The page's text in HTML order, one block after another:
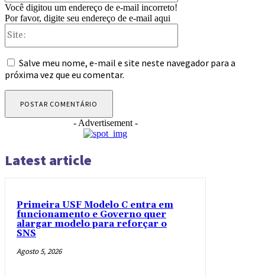
Você digitou um endereço de e-mail incorreto!
Por favor, digite seu endereço de e-mail aqui
Salve meu nome, e-mail e site neste navegador para a
próxima vez que eu comentar.
- Advertisement -
Latest article
Primeira USF Modelo C entra em
funcionamento e Governo quer
alargar modelo para reforçar o
SNS
Agosto 5, 2026